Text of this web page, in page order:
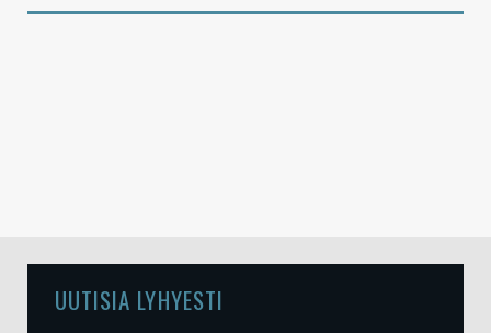
UUTISIA LYHYESTI